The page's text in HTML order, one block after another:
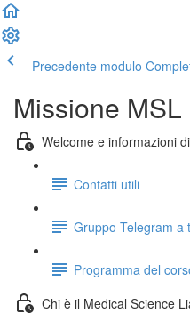
Precedente modulo
Missione MSL
Welcome e informazioni
Contatti utili
Gruppo Telegram a
Programma del
Chi è il Medical Science